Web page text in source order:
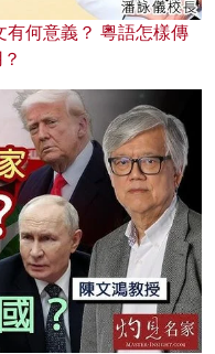
何意義？ 粵語怎樣傳